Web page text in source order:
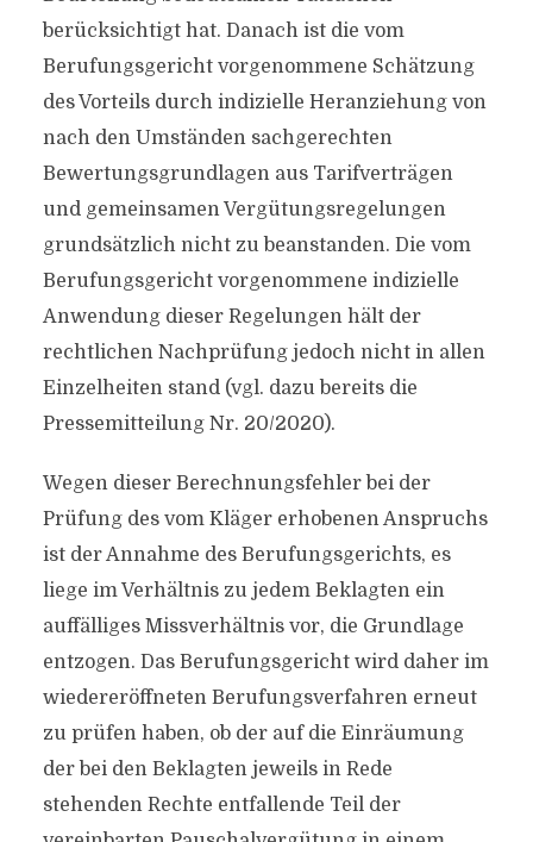
berücksichtigt hat. Danach ist die vom
Berufungsgericht vorgenommene Schätzung
des Vorteils durch indizielle Heranziehung von
nach den Umständen sachgerechten
Bewertungsgrundlagen aus Tarifverträgen
und gemeinsamen Vergütungsregelungen
grundsätzlich nicht zu beanstanden. Die vom
Berufungsgericht vorgenommene indizielle
Anwendung dieser Regelungen hält der
rechtlichen Nachprüfung jedoch nicht in allen
Einzelheiten stand (vgl. dazu bereits die
Pressemitteilung Nr. 20/2020).
Wegen dieser Berechnungsfehler bei der
Prüfung des vom Kläger erhobenen Anspruchs
ist der Annahme des Berufungsgerichts, es
liege im Verhältnis zu jedem Beklagten ein
auffälliges Missverhältnis vor, die Grundlage
entzogen. Das Berufungsgericht wird daher im
wiedereröffneten Berufungsverfahren erneut
zu prüfen haben, ob der auf die Einräumung
der bei den Beklagten jeweils in Rede
stehenden Rechte entfallende Teil der